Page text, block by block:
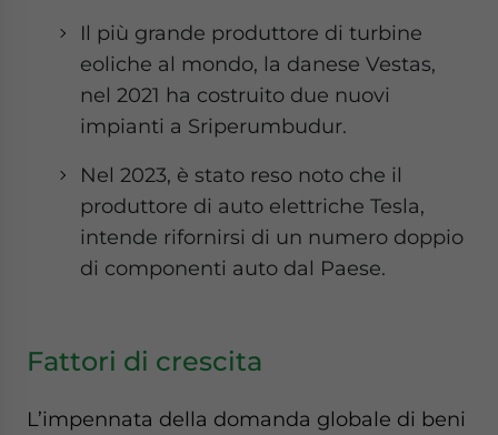
Il più grande produttore di turbine
eoliche al mondo, la danese Vestas,
nel 2021 ha costruito due nuovi
impianti a Sriperumbudur.
Nel 2023, è stato reso noto che il
produttore di auto elettriche Tesla,
intende rifornirsi di un numero doppio
di componenti auto dal Paese.
Fattori di crescita
L’impennata della domanda globale di beni